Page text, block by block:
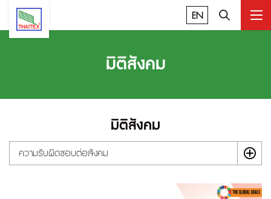
EN
มิติสังคม
มิติสังคม
ความรับผิดชอบต่อสังคม